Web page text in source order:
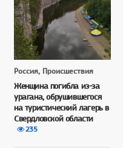
Россия, Происшествия
Женщина погибла из-за
урагана, обрушившегося
на туристический лагерь в
Свердловской области
235